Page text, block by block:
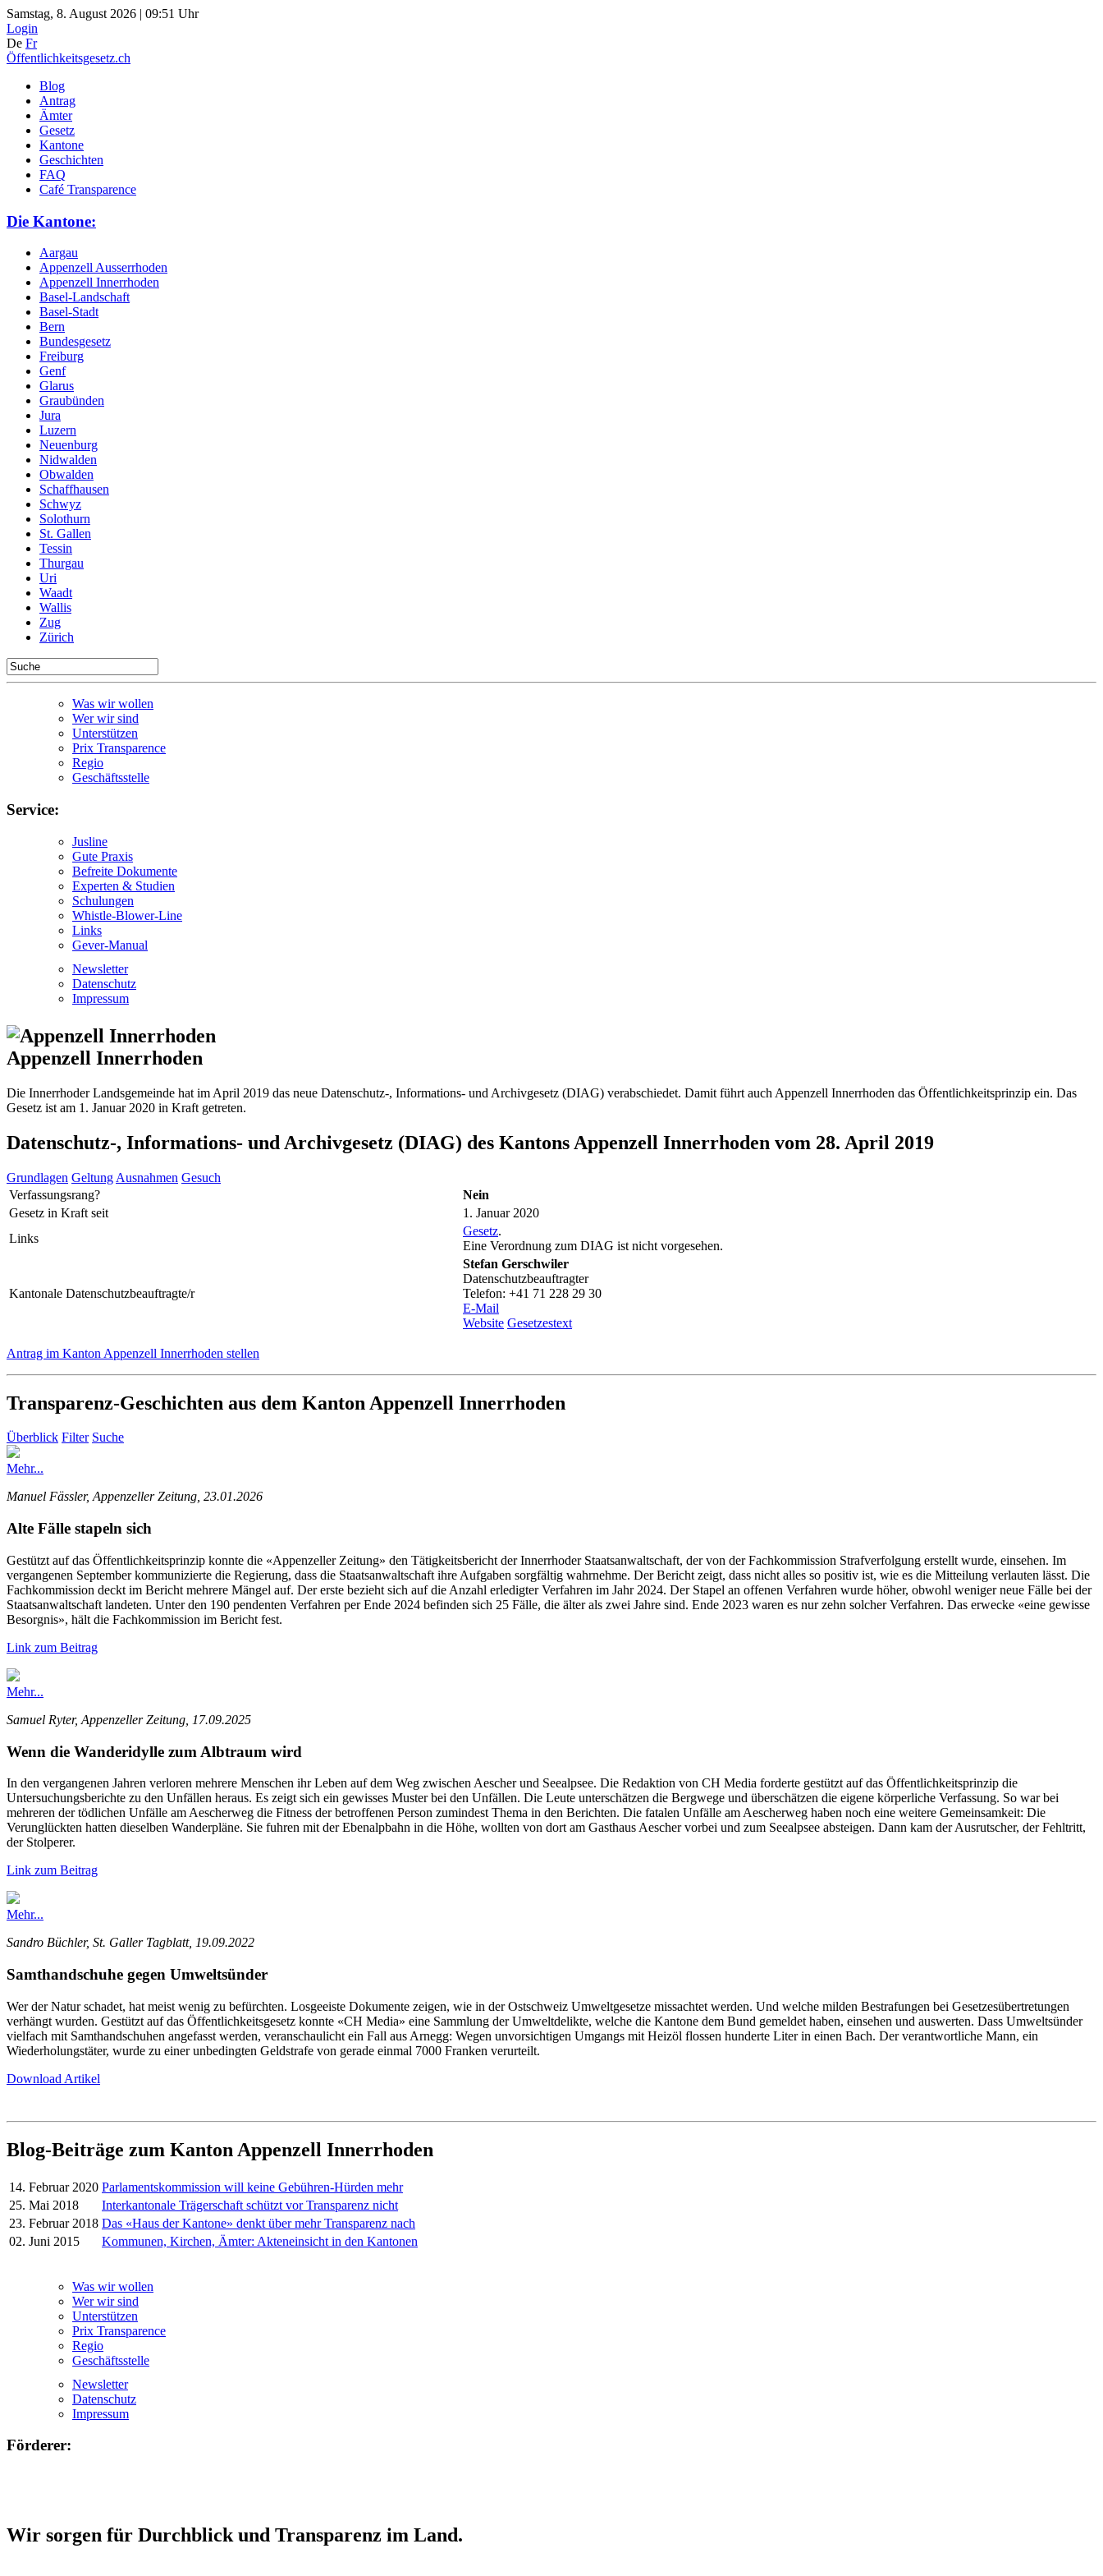
Samstag, 8. August 2026 | 09:51 Uhr
Login
De Fr
Öffentlichkeitsgesetz.ch
Blog
Antrag
Ämter
Gesetz
Kantone
Geschichten
FAQ
Café Transparence
Die Kantone:
Aargau
Appenzell Ausserrhoden
Appenzell Innerrhoden
Basel-Landschaft
Basel-Stadt
Bern
Bundesgesetz
Freiburg
Genf
Glarus
Graubünden
Jura
Luzern
Neuenburg
Nidwalden
Obwalden
Schaffhausen
Schwyz
Solothurn
St. Gallen
Tessin
Thurgau
Uri
Waadt
Wallis
Zug
Zürich
Was wir wollen
Wer wir sind
Unterstützen
Prix Transparence
Regio
Geschäftsstelle
Service:
Jusline
Gute Praxis
Befreite Dokumente
Experten & Studien
Schulungen
Whistle-Blower-Line
Links
Gever-Manual
Newsletter
Datenschutz
Impressum
Appenzell Innerrhoden
Die Innerrhoder Landsgemeinde hat im April 2019 das neue Datenschutz-, Informations- und Archivgesetz (DIAG) verabschiedet. Damit führt auch Appenzell Innerrhoden das Öffentlichkeitsprinzip ein. Das
Gesetz ist am 1. Januar 2020 in Kraft getreten.
Datenschutz-, Informations- und Archivgesetz (DIAG) des Kantons Appenzell Innerrhoden vom 28. April 2019
Grundlagen Geltung Ausnahmen Gesuch
Verfassungsrang?
Nein
Gesetz in Kraft seit
1. Januar 2020
Links
Gesetz.
Eine Verordnung zum DIAG ist nicht vorgesehen.
Kantonale Datenschutzbeauftragte/r
Stefan Gerschwiler
Datenschutzbeauftragter
Telefon: +41 71 228 29 30
E-Mail
Website Gesetzestext
Antrag im Kanton Appenzell Innerrhoden stellen
Transparenz-Geschichten aus dem Kanton Appenzell Innerrhoden
Überblick Filter Suche
Mehr...
Manuel Fässler, Appenzeller Zeitung, 23.01.2026
Alte Fälle stapeln sich
Gestützt auf das Öffentlichkeitsprinzip konnte die «Appenzeller Zeitung» den Tätigkeitsbericht der Innerrhoder Staatsanwaltschaft, der von der Fachkommission Strafverfolgung erstellt wurde, einsehen. Im
vergangenen September kommunizierte die Regierung, dass die Staatsanwaltschaft ihre Aufgaben sorgfältig wahrnehme. Der Bericht zeigt, dass nicht alles so positiv ist, wie es die Mitteilung verlauten lässt. Die
Fachkommission deckt im Bericht mehrere Mängel auf. Der erste bezieht sich auf die Anzahl erledigter Verfahren im Jahr 2024. Der Stapel an offenen Verfahren wurde höher, obwohl weniger neue Fälle bei der
Staatsanwaltschaft landeten. Unter den 190 pendenten Verfahren per Ende 2024 befinden sich 25 Fälle, die älter als zwei Jahre sind. Ende 2023 waren es nur zehn solcher Verfahren. Das erwecke «eine gewisse
Besorgnis», hält die Fachkommission im Bericht fest.
Link zum Beitrag
Mehr...
Samuel Ryter, Appenzeller Zeitung, 17.09.2025
Wenn die Wanderidylle zum Albtraum wird
In den vergangenen Jahren verloren mehrere Menschen ihr Leben auf dem Weg zwischen Aescher und Seealpsee. Die Redaktion von CH Media forderte gestützt auf das Öffentlichkeitsprinzip die
Untersuchungsberichte zu den Unfällen heraus. Es zeigt sich ein gewisses Muster bei den Unfällen. Die Leute unterschätzen die Bergwege und überschätzen die eigene körperliche Verfassung. So war bei
mehreren der tödlichen Unfälle am Aescherweg die Fitness der betroffenen Person zumindest Thema in den Berichten. Die fatalen Unfälle am Aescherweg haben noch eine weitere Gemeinsamkeit: Die
Verunglückten hatten dieselben Wanderpläne. Sie fuhren mit der Ebenalpbahn in die Höhe, wollten von dort am Gasthaus Aescher vorbei und zum Seealpsee absteigen. Dann kam der Ausrutscher, der Fehltritt,
der Stolperer.
Link zum Beitrag
Mehr...
Sandro Büchler, St. Galler Tagblatt, 19.09.2022
Samthandschuhe gegen Umweltsünder
Wer der Natur schadet, hat meist wenig zu befürchten. Losgeeiste Dokumente zeigen, wie in der Ostschweiz Umweltgesetze missachtet werden. Und welche milden Bestrafungen bei Gesetzesübertretungen
verhängt wurden. Gestützt auf das Öffentlichkeitsgesetz konnte «CH Media» eine Sammlung der Umweltdelikte, welche die Kantone dem Bund gemeldet haben, einsehen und auswerten. Dass Umweltsünder
vielfach mit Samthandschuhen angefasst werden, veranschaulicht ein Fall aus Arnegg: Wegen unvorsichtigen Umgangs mit Heizöl flossen hunderte Liter in einen Bach. Der verantwortliche Mann, ein
Wiederholungstäter, wurde zu einer unbedingten Geldstrafe von gerade einmal 7000 Franken verurteilt.
Download Artikel
Blog-Beiträge zum Kanton Appenzell Innerrhoden
14. Februar 2020 Parlamentskommission will keine Gebühren-Hürden mehr
25. Mai 2018
Interkantonale Trägerschaft schützt vor Transparenz nicht
23. Februar 2018 Das «Haus der Kantone» denkt über mehr Transparenz nach
02. Juni 2015
Kommunen, Kirchen, Ämter: Akteneinsicht in den Kantonen
Was wir wollen
Wer wir sind
Unterstützen
Prix Transparence
Regio
Geschäftsstelle
Newsletter
Datenschutz
Impressum
Förderer:
Wir sorgen für Durchblick und Transparenz im Land.